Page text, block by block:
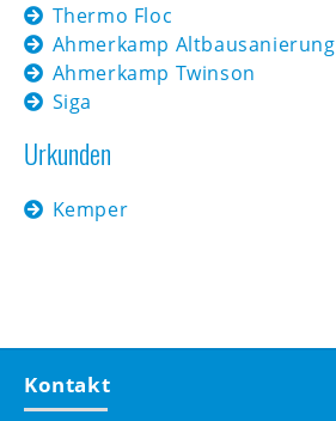
Thermo Floc
Ahmerkamp Altbausanierung
Ahmerkamp Twinson
Siga
Urkunden
Kemper
Kontakt